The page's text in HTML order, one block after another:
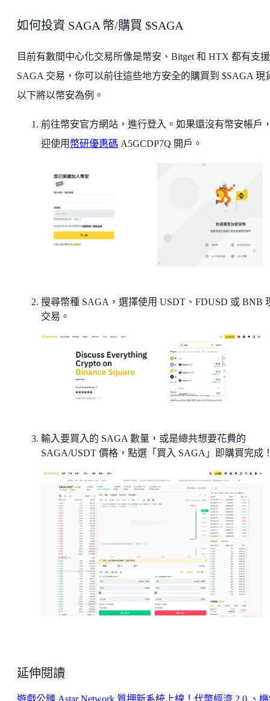
如何投資 SAGA 幣/購買 $SAGA
目前有數間中心化交易所像是幣安、Bitget 和 HTX 都有支援
SAGA 交易，你可以前往這些地方安全的購買到 $SAGA 現
以下將以幣安為例。
前往幣安官方網站，進行登入。如果還沒有幣安帳戶
迎使用 幣研優惠碼 A5GCDP7Q 開戶。
搜尋幣種 SAGA，選擇使用 USDT、FDUSD 或 BNB
交易。
輸入要買入的 SAGA 數量，或是總共想要花費的
SAGA/USDT 價格，點選「買入 SAGA」即購買完成
延伸閱讀
遊戲公鏈 Astar Network 質押新系統上線！代幣經濟 2.0 、